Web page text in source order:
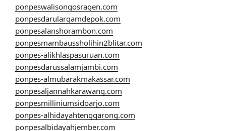
ponpeswalisongosragen.com
ponpesdarularqamdepok.com
ponpesalanshorambon.com
ponpesmambaussholihin2blitar.com
ponpes-alikhlaspasuruan.com
ponpesdarussalamjambi.com
ponpes-almubarakmakassar.com
ponpesaljannahkarawang.com
ponpesmilliniumsidoarjo.com
ponpes-alhidayahtenggarong.com
ponpesalbidayahjember.com